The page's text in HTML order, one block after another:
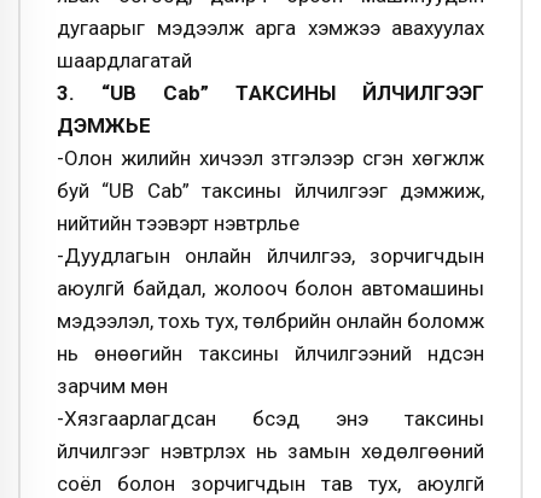
дугаарыг мэдээлж арга хэмжээ авахуулах
шаардлагатай
3. “UB Cab” TАКСИНЫ ҮЙЛЧИЛГЭЭГ
ДЭМЖЬЕ
-Олон жилийн хичээл зүтгэлээр үүсгэн хѳгжүүлж
буй “UB Cab” таксины үйлчилгээг дэмжиж,
нийтийн тээвэрт нэвтрүүлье
-Дуудлагын онлайн үйлчилгээ, зорчигчдын
аюулгүй байдал, жолооч болон автомашины
мэдээлэл, тохь тух, тѳлбрийн онлайн боломж
нь ѳнѳѳгийн таксины үйлчилгээний үндсэн
зарчим мѳн
-Хязгаарлагдсан бүсэд энэ таксины
үйлчилгээг нэвтрүүлэх нь замын хѳдѳлгѳѳний
соёл болон зорчигчдын тав тух, аюулгүй